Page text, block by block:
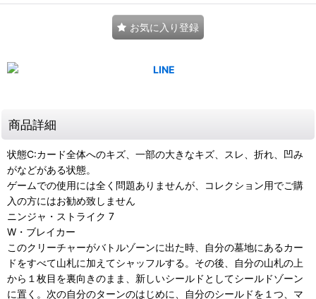
お気に入り登録
商品詳細
状態C:カード全体へのキズ、一部の大きなキズ、スレ、折れ、凹み
がなどがある状態。
ゲームでの使用には全く問題ありませんが、コレクション用でご購
入の方にはお勧め致しません
ニンジャ・ストライク 7
W・ブレイカー
このクリーチャーがバトルゾーンに出た時、自分の墓地にあるカー
ドをすべて山札に加えてシャッフルする。その後、自分の山札の上
から１枚目を裏向きのまま、新しいシールドとしてシールドゾーン
に置く。次の自分のターンのはじめに、自分のシールドを１つ、マ